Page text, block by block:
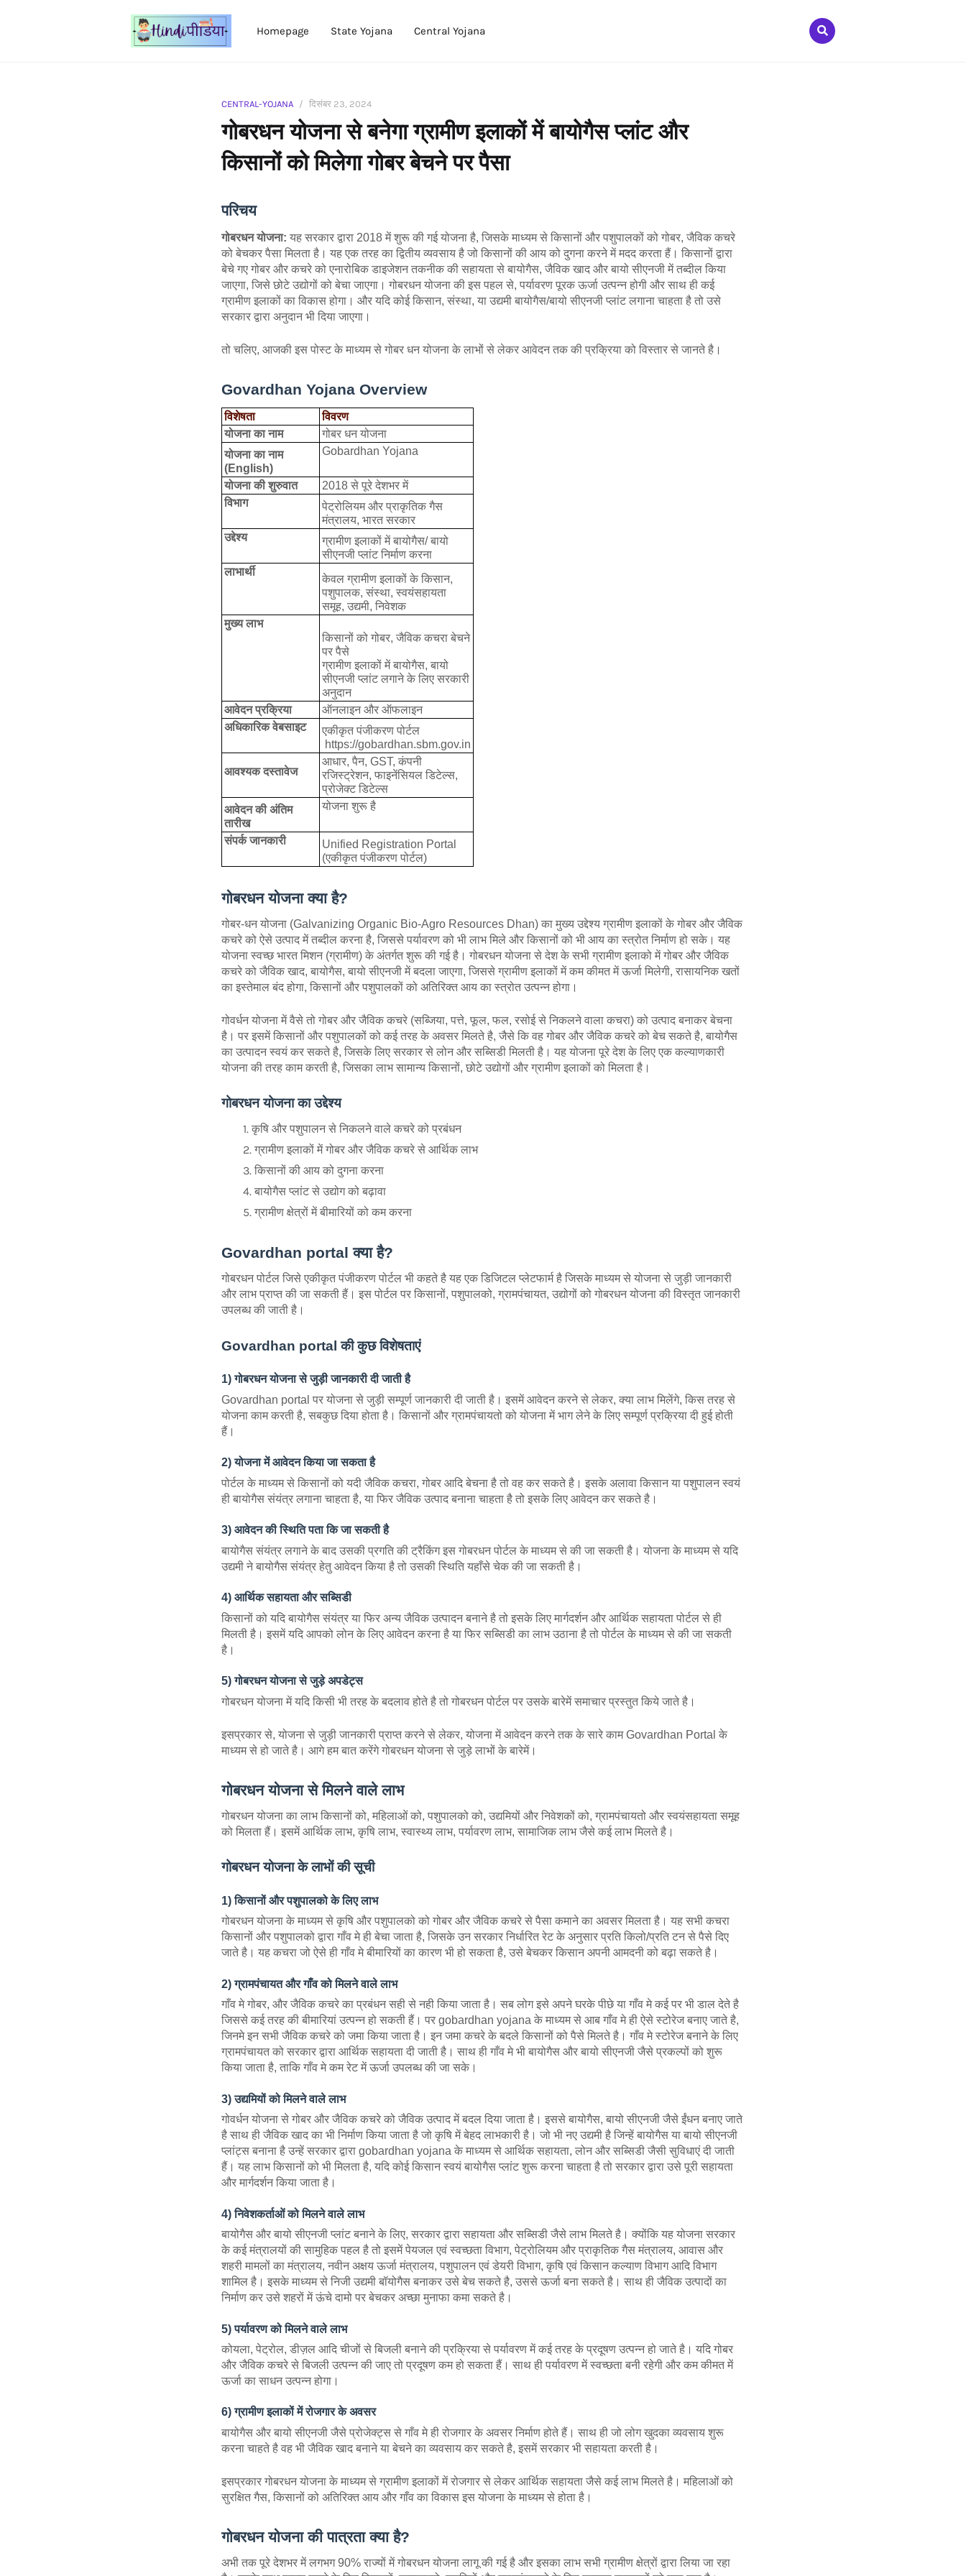
Homepage State Yojana Central Yojana
CENTRAL-YOJANA दिसंबर 23, 2024
गोबरधन योजना से बनेगा ग्रामीण इलाकों में बायोगैस प्लांट और
किसानों को मिलेगा गोबर बेचने पर पैसा
परिचय
गोबरधन योजना: यह सरकार द्वारा 2018 में शुरू की गई योजना है, जिसके माध्यम से किसानों और पशुपालकों को गोबर, जैविक कचरे
को बेचकर पैसा मिलता है। यह एक तरह का द्वितीय व्यवसाय है जो किसानों की आय को दुगना करने में मदद करता हैं। किसानों द्वारा
बेचे गए गोबर और कचरे को एनारोबिक डाइजेशन तकनीक की सहायता से बायोगैस, जैविक खाद और बायो सीएनजी में तब्दील किया
जाएगा, जिसे छोटे उद्योगों को बेचा जाएगा। गोबरधन योजना की इस पहल से, पर्यावरण पूरक ऊर्जा उत्पन्न होगी और साथ ही कई
ग्रामीण इलाकों का विकास होगा। और यदि कोई किसान, संस्था, या उद्यमी बायोगैस/बायो सीएनजी प्लांट लगाना चाहता है तो उसे
सरकार द्वारा अनुदान भी दिया जाएगा।
तो चलिए, आजकी इस पोस्ट के माध्यम से गोबर धन योजना के लाभों से लेकर आवेदन तक की प्रक्रिया को विस्तार से जानते है।
Govardhan Yojana Overview
विशेषता
विवरण
योजना का नाम
गोबर धन योजना
योजना का नाम
(English)
Gobardhan Yojana
योजना की शुरुवात
2018 से पूरे देशभर में
विभाग
पेट्रोलियम और प्राकृतिक गैस
मंत्रालय, भारत सरकार
उद्देश्य
ग्रामीण इलाकों में बायोगैस/ बायो
सीएनजी प्लांट निर्माण करना
लाभार्थी
केवल ग्रामीण इलाकों के किसान,
पशुपालक, संस्था, स्वयंसहायता
समूह, उद्यमी, निवेशक
मुख्य लाभ
किसानों को गोबर, जैविक कचरा बेचने
पर पैसे
ग्रामीण इलाकों में बायोगैस, बायो
सीएनजी प्लांट लगाने के लिए सरकारी
अनुदान
आवेदन प्रक्रिया
ऑनलाइन और ऑफलाइन
अधिकारिक वेबसाइट
एकीकृत पंजीकरण पोर्टल
https://gobardhan.sbm.gov.in
आवश्यक दस्तावेज
आधार, पैन, GST, कंपनी
रजिस्ट्रेशन, फाइनेंसियल डिटेल्स,
प्रोजेक्ट डिटेल्स
आवेदन की अंतिम
तारीख
योजना शुरू है
संपर्क जानकारी
Unified Registration Portal
(एकीकृत पंजीकरण पोर्टल)
गोबरधन योजना क्या है?
गोबर-धन योजना (Galvanizing Organic Bio-Agro Resources Dhan) का मुख्य उद्देश्य ग्रामीण इलाकों के गोबर और जैविक
कचरे को ऐसे उत्पाद में तब्दील करना है, जिससे पर्यावरण को भी लाभ मिले और किसानों को भी आय का स्त्रोत निर्माण हो सके। यह
योजना स्वच्छ भारत मिशन (ग्रामीण) के अंतर्गत शुरू की गई है। गोबरधन योजना से देश के सभी ग्रामीण इलाको में गोबर और जैविक
कचरे को जैविक खाद, बायोगैस, बायो सीएनजी में बदला जाएगा, जिससे ग्रामीण इलाकों में कम कीमत में ऊर्जा मिलेगी, रासायनिक खतों
का इस्तेमाल बंद होगा, किसानों और पशुपालकों को अतिरिक्त आय का स्त्रोत उत्पन्न होगा।
गोवर्धन योजना में वैसे तो गोबर और जैविक कचरे (सब्जिया, पत्ते, फूल, फल, रसोई से निकलने वाला कचरा) को उत्पाद बनाकर बेचना
है। पर इसमें किसानों और पशुपालकों को कई तरह के अवसर मिलते है, जैसे कि वह गोबर और जैविक कचरे को बेच सकते है, बायोगैस
का उत्पादन स्वयं कर सकते है, जिसके लिए सरकार से लोन और सब्सिडी मिलती है। यह योजना पूरे देश के लिए एक कल्याणकारी
योजना की तरह काम करती है, जिसका लाभ सामान्य किसानों, छोटे उद्योगों और ग्रामीण इलाकों को मिलता है।
गोबरधन योजना का उद्देश्य
कृषि और पशुपालन से निकलने वाले कचरे को प्रबंधन
ग्रामीण इलाकों में गोबर और जैविक कचरे से आर्थिक लाभ
किसानों की आय को दुगना करना
बायोगैस प्लांट से उद्योग को बढ़ावा
ग्रामीण क्षेत्रों में बीमारियों को कम करना
Govardhan portal क्या है?
गोबरधन पोर्टल जिसे एकीकृत पंजीकरण पोर्टल भी कहते है यह एक डिजिटल प्लेटफार्म है जिसके माध्यम से योजना से जुड़ी जानकारी
और लाभ प्राप्त की जा सकती हैं। इस पोर्टल पर किसानों, पशुपालको, ग्रामपंचायत, उद्योगों को गोबरधन योजना की विस्तृत जानकारी
उपलब्ध की जाती है।
Govardhan portal की कुछ विशेषताएं
1) गोबरधन योजना से जुड़ी जानकारी दी जाती है
Govardhan portal पर योजना से जुड़ी सम्पूर्ण जानकारी दी जाती है। इसमें आवेदन करने से लेकर, क्या लाभ मिलेंगे, किस तरह से
योजना काम करती है, सबकुछ दिया होता है। किसानों और ग्रामपंचायतो को योजना में भाग लेने के लिए सम्पूर्ण प्रक्रिया दी हुई होती
हैं।
2) योजना में आवेदन किया जा सकता है
पोर्टल के माध्यम से किसानों को यदी जैविक कचरा, गोबर आदि बेचना है तो वह कर सकते है। इसके अलावा किसान या पशुपालन स्वयं
ही बायोगैस संयंत्र लगाना चाहता है, या फिर जैविक उत्पाद बनाना चाहता है तो इसके लिए आवेदन कर सकते है।
3) आवेदन की स्थिति पता कि जा सकती है
बायोगैस संयंत्र लगाने के बाद उसकी प्रगति की ट्रैकिंग इस गोबरधन पोर्टल के माध्यम से की जा सकती है। योजना के माध्यम से यदि
उद्यमी ने बायोगैस संयंत्र हेतु आवेदन किया है तो उसकी स्थिति यहाँसे चेक की जा सकती है।
4) आर्थिक सहायता और सब्सिडी
किसानों को यदि बायोगैस संयंत्र या फिर अन्य जैविक उत्पादन बनाने है तो इसके लिए मार्गदर्शन और आर्थिक सहायता पोर्टल से ही
मिलती है। इसमें यदि आपको लोन के लिए आवेदन करना है या फिर सब्सिडी का लाभ उठाना है तो पोर्टल के माध्यम से की जा सकती
है।
5) गोबरधन योजना से जुड़े अपडेट्स
गोबरधन योजना में यदि किसी भी तरह के बदलाव होते है तो गोबरधन पोर्टल पर उसके बारेमें समाचार प्रस्तुत किये जाते है।
इसप्रकार से, योजना से जुड़ी जानकारी प्राप्त करने से लेकर, योजना में आवेदन करने तक के सारे काम Govardhan Portal के
माध्यम से हो जाते है। आगे हम बात करेंगे गोबरधन योजना से जुड़े लाभों के बारेमें।
गोबरधन योजना से मिलने वाले लाभ
गोबरधन योजना का लाभ किसानों को, महिलाओं को, पशुपालको को, उद्यमियों और निवेशकों को, ग्रामपंचायतो और स्वयंसहायता समूह
को मिलता हैं। इसमें आर्थिक लाभ, कृषि लाभ, स्वास्थ्य लाभ, पर्यावरण लाभ, सामाजिक लाभ जैसे कई लाभ मिलते है।
गोबरधन योजना के लाभों की सूची
1) किसानों और पशुपालको के लिए लाभ
गोबरधन योजना के माध्यम से कृषि और पशुपालको को गोबर और जैविक कचरे से पैसा कमाने का अवसर मिलता है। यह सभी कचरा
किसानों और पशुपालको द्वारा गाँव मे ही बेचा जाता है, जिसके उन सरकार निर्धारित रेट के अनुसार प्रति किलो/प्रति टन से पैसे दिए
जाते है। यह कचरा जो ऐसे ही गाँव मे बीमारियों का कारण भी हो सकता है, उसे बेचकर किसान अपनी आमदनी को बढ़ा सकते है।
2) ग्रामपंचायत और गाँव को मिलने वाले लाभ
गाँव मे गोबर, और जैविक कचरे का प्रबंधन सही से नही किया जाता है। सब लोग इसे अपने घरके पीछे या गाँव मे कई पर भी डाल देते है
जिससे कई तरह की बीमारियां उत्पन्न हो सकती हैं। पर gobardhan yojana के माध्यम से आब गाँव मे ही ऐसे स्टोरेज बनाए जाते है,
जिनमे इन सभी जैविक कचरे को जमा किया जाता है। इन जमा कचरे के बदले किसानों को पैसे मिलते है। गाँव मे स्टोरेज बनाने के लिए
ग्रामपंचायत को सरकार द्वारा आर्थिक सहायता दी जाती है। साथ ही गाँव मे भी बायोगैस और बायो सीएनजी जैसे प्रकल्पों को शुरू
किया जाता है, ताकि गाँव मे कम रेट में ऊर्जा उपलब्ध की जा सके।
3) उद्यमियों को मिलने वाले लाभ
गोवर्धन योजना से गोबर और जैविक कचरे को जैविक उत्पाद में बदल दिया जाता है। इससे बायोगैस, बायो सीएनजी जैसे ईंधन बनाए जाते
है साथ ही जैविक खाद का भी निर्माण किया जाता है जो कृषि में बेहद लाभकारी है। जो भी नए उद्यमी है जिन्हें बायोगैस या बायो सीएनजी
प्लांट्स बनाना है उन्हें सरकार द्वारा gobardhan yojana के माध्यम से आर्थिक सहायता, लोन और सब्सिडी जैसी सुविधाएं दी जाती
हैं। यह लाभ किसानों को भी मिलता है, यदि कोई किसान स्वयं बायोगैस प्लांट शुरू करना चाहता है तो सरकार द्वारा उसे पूरी सहायता
और मार्गदर्शन किया जाता है।
4) निवेशकर्ताओं को मिलने वाले लाभ
बायोगैस और बायो सीएनजी प्लांट बनाने के लिए, सरकार द्वारा सहायता और सब्सिडी जैसे लाभ मिलते है। क्योंकि यह योजना सरकार
के कई मंत्रालयों की सामुहिक पहल है तो इसमें पेयजल एवं स्वच्छता विभाग, पेट्रोलियम और प्राकृतिक गैस मंत्रालय, आवास और
शहरी मामलों का मंत्रालय, नवीन अक्षय ऊर्जा मंत्रालय, पशुपालन एवं डेयरी विभाग, कृषि एवं किसान कल्याण विभाग आदि विभाग
शामिल है। इसके माध्यम से निजी उद्यमी बॉयोगैस बनाकर उसे बेच सकते है, उससे ऊर्जा बना सकते है। साथ ही जैविक उत्पादों का
निर्माण कर उसे शहरों में ऊंचे दामो पर बेचकर अच्छा मुनाफा कमा सकते है।
5) पर्यावरण को मिलने वाले लाभ
कोयला, पेट्रोल, डीज़ल आदि चीजों से बिजली बनाने की प्रक्रिया से पर्यावरण में कई तरह के प्रदूषण उत्पन्न हो जाते है। यदि गोबर
और जैविक कचरे से बिजली उत्पन्न की जाए तो प्रदूषण कम हो सकता हैं। साथ ही पर्यावरण में स्वच्छता बनी रहेगी और कम कीमत में
ऊर्जा का साधन उत्पन्न होगा।
6) ग्रामीण इलाकों में रोजगार के अवसर
बायोगैस और बायो सीएनजी जैसे प्रोजेक्ट्स से गाँव मे ही रोजगार के अवसर निर्माण होते हैं। साथ ही जो लोग खुदका व्यवसाय शुरू
करना चाहते है वह भी जैविक खाद बनाने या बेचने का व्यवसाय कर सकते है, इसमें सरकार भी सहायता करती है।
इसप्रकार गोबरधन योजना के माध्यम से ग्रामीण इलाकों में रोजगार से लेकर आर्थिक सहायता जैसे कई लाभ मिलते है। महिलाओं को
सुरक्षित गैस, किसानों को अतिरिक्त आय और गाँव का विकास इस योजना के माध्यम से होता है।
गोबरधन योजना की पात्रता क्या है?
अभी तक पूरे देशभर में लगभग 90% राज्यों में गोबरधन योजना लागू की गई है और इसका लाभ सभी ग्रामीण क्षेत्रों द्वारा लिया जा रहा